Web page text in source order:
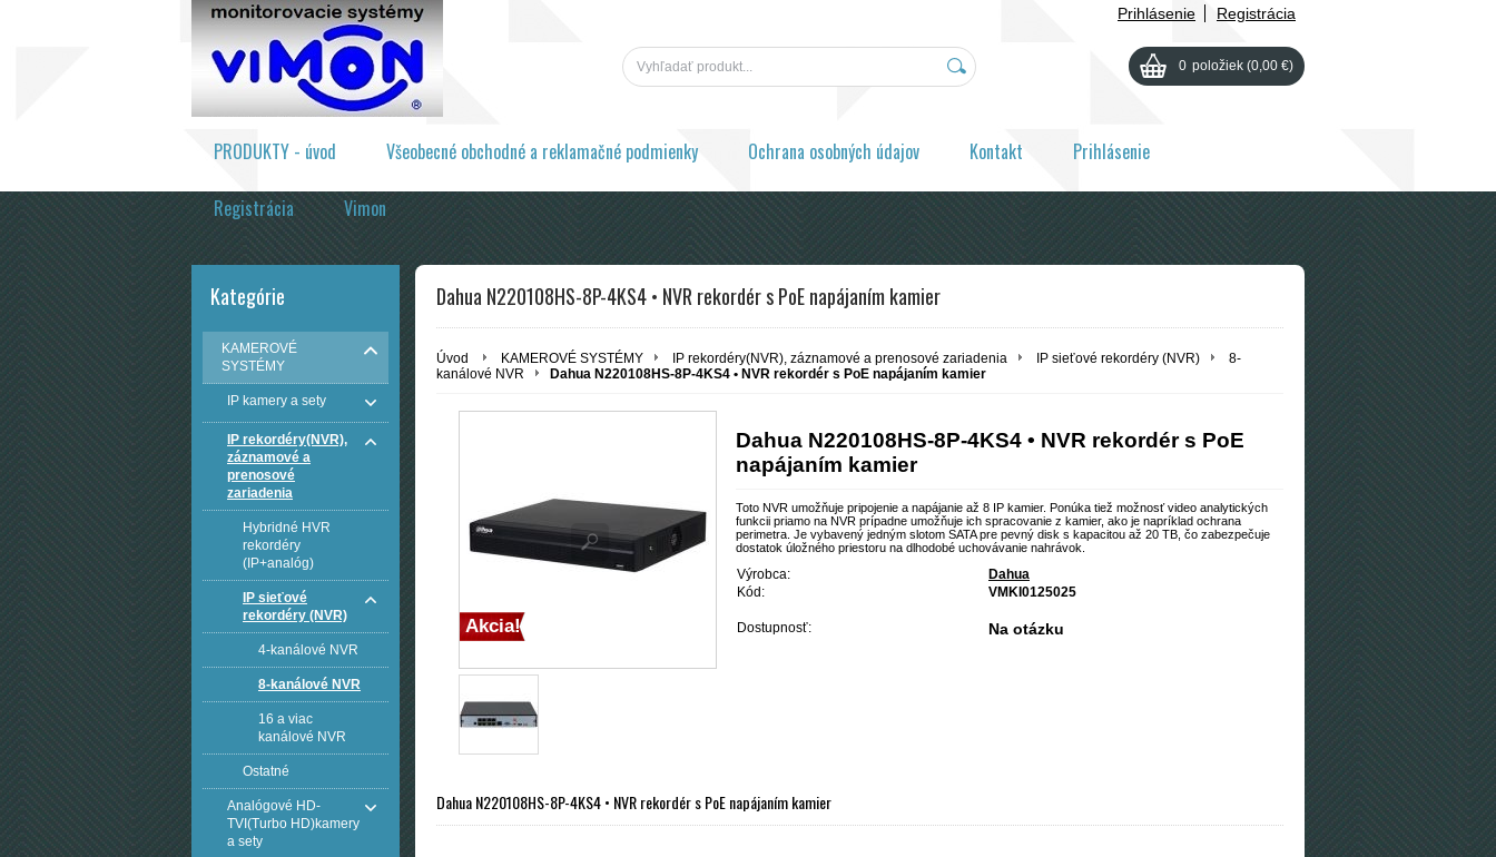
Prihlásenie Registrácia
0 položiek (0,00 €)
PRODUKTY - úvod Všeobecné obchodné a reklamačné podmienky Ochrana osobných údajov Kontakt Prihlásenie
Registrácia Vimon
Kategórie
KAMEROVÉ
SYSTÉMY
IP kamery a sety
IP rekordéry(NVR),
záznamové a
prenosové
zariadenia
Hybridné HVR
rekordéry
(IP+analóg)
IP sieťové
rekordéry (NVR)
4-kanálové NVR
8-kanálové NVR
16 a viac
kanálové NVR
Ostatné
Analógové HD-
TVI(Turbo HD)kamery
a sety
Dahua N220108HS-8P-4KS4 • NVR rekordér s PoE napájaním kamier
Úvod KAMEROVÉ SYSTÉMY IP rekordéry(NVR), záznamové a prenosové zariadenia IP sieťové rekordéry (NVR)
8-
kanálové NVR
Dahua N220108HS-8P-4KS4 • NVR rekordér s PoE napájaním kamier
Akcia!
Dahua N220108HS-8P-4KS4 • NVR rekordér s PoE
napájaním kamier
Toto NVR umožňuje pripojenie a napájanie až 8 IP kamier. Ponúka tiež možnosť video analytických
funkcii priamo na NVR prípadne umožňuje ich spracovanie z kamier, ako je napríklad ochrana
perimetra. Je vybavený jedným slotom SATA pre pevný disk s kapacitou až 20 TB, čo zabezpečuje
dostatok úložného priestoru na dlhodobé uchovávanie nahrávok.
Výrobca:
Dahua
Kód:
VMKI0125025
Dostupnosť: Na otázku
Dahua N220108HS-8P-4KS4 • NVR rekordér s PoE napájaním kamier